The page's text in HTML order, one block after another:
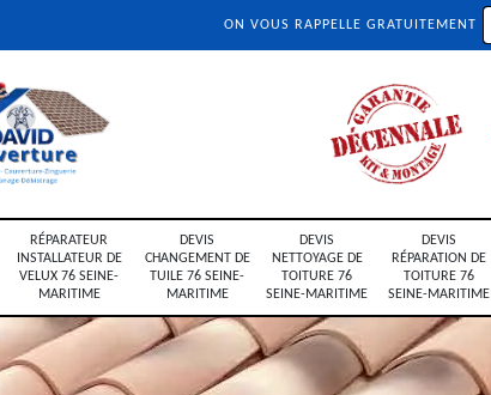
ON VOUS RAPPELLE GRATUITEMENT
RÉPARATEUR
INSTALLATEUR DE
VELUX 76 SEINE-
MARITIME
DEVIS
CHANGEMENT DE
TUILE 76 SEINE-
MARITIME
DEVIS
NETTOYAGE DE
TOITURE 76
SEINE-MARITIME
DEVIS
RÉPARATION DE
TOITURE 76
SEINE-MARITIME